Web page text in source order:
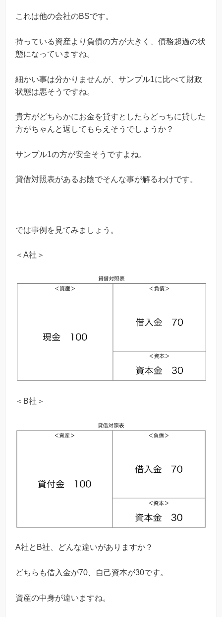
これは他の会社のBSです。
持っている資産より負債の方が大きく、債務超過の状
態になっていますね。
細かい事は分かりませんが、サンプル1に比べて財政
状態は悪そうですね。
貴方がどちらかにお金を貸すとしたらどっちに貸した
方がちゃんと返してもらえそうでしょうか？
サンプル1の方が安全そうですよね。
貸借対照表があるお陰でそんな事が解るわけです。
では事例を見てみましょう。
＜A社＞
＜B社＞
A社とB社、どんな違いがありますか？
どちらも借入金が70、自己資本が30です。
資産の中身が違いますね。